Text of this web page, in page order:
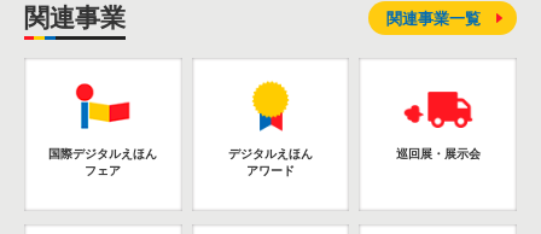
関連事業
国際デジタルえほん
フェア
デジタルえほん
アワード
巡回展・展示会
関連事業一覧